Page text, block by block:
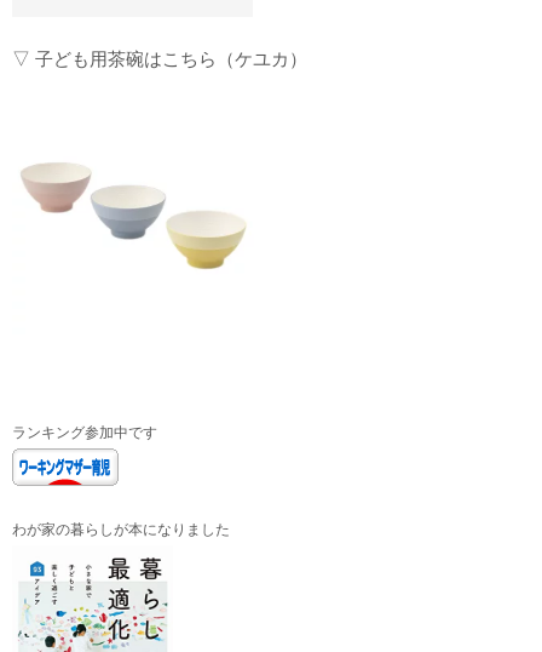
▽ 子ども用茶碗はこちら（ケユカ）
ランキング参加中です
わが家の暮らしが本になりました